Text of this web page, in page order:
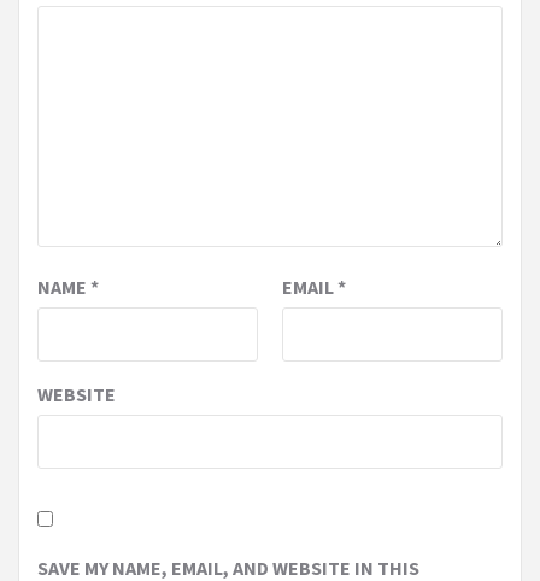
NAME * EMAIL*
WEBSITE
SAVE MY NAME, EMAIL, AND WEBSITE IN THIS